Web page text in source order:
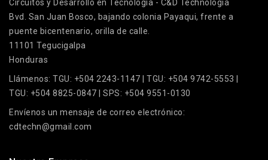
Circuitos y Desarrollo en Tecnología - C&D Technologia
Bvd. San Juan Bosco, bajando colonia Payaqui, frente a
puente bicentenario, orilla de calle.
11101 Tegucigalpa
Honduras
Llámenos: TGU: +504 2243-1147 | TGU: +504 9742-5553 |
TGU: +504 8825-0847 | SPS: +504 9551-0130
Envíenos un mensaje de correo electrónico:
cdtechn@gmail.com